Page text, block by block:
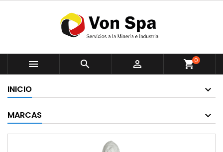
   shopping_cart0
INICIO
MARCAS